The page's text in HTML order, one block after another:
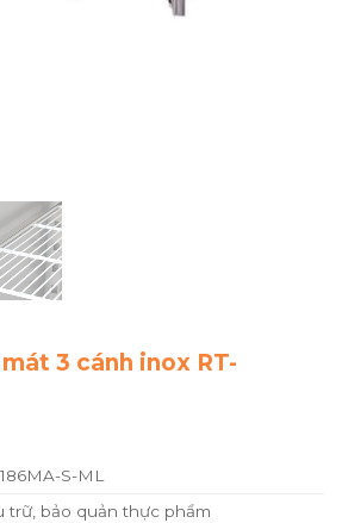
3 cánh inox RT-
186MA-S-ML
trữ, bảo quản thực phẩm